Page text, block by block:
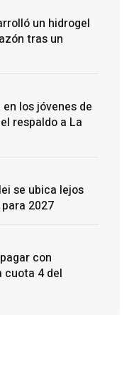
un hidrogel
tras un
los jóvenes de
respaldo a La
se ubica lejos
2027
con
cuota 4 del